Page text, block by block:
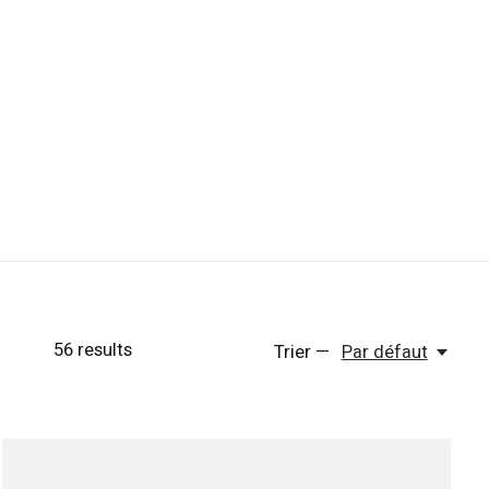
56results Trier — Par défaut